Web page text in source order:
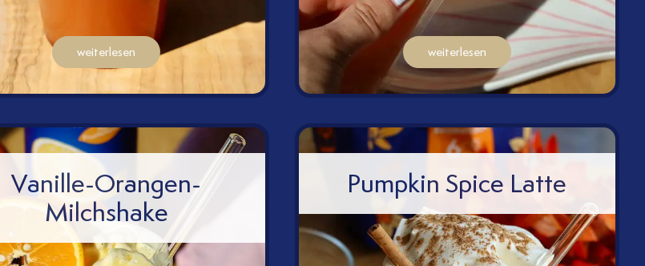
weiterlesen weiterlesen
Vanille-Orangen-
Milchshake
Pumpkin Spice Latte